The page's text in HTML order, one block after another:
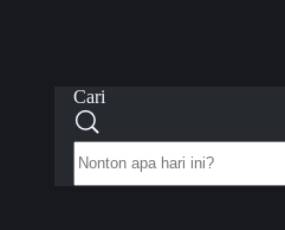
Cari